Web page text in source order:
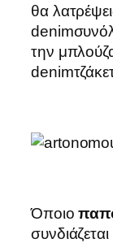
θα
την
Όποιο